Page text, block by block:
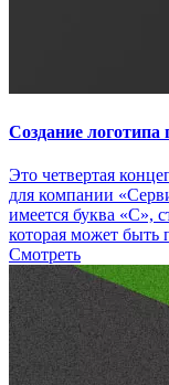
Создание
Это четвертая
для компании
имеется буква «С»,
которая может
Смотреть